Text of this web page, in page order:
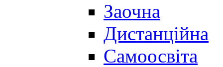
Заочна
Дистанційна
Самоосвіта